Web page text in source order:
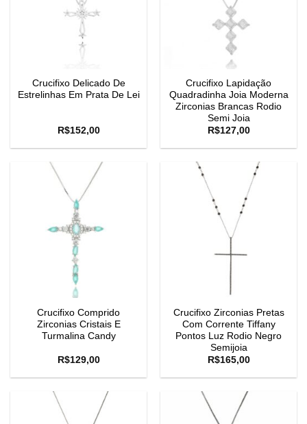
Crucifixo Delicado De
Estrelinhas Em Prata De Lei
R$152,00
Crucifixo Lapidação
Quadradinha Joia Moderna
Zirconias Brancas Rodio
Semi Joia
R$127,00
Crucifixo Comprido
Zirconias Cristais E
Turmalina Candy
R$129,00
Crucifixo Zirconias Pretas
Com Corrente Tiffany
Pontos Luz Rodio Negro
Semijoia
R$165,00